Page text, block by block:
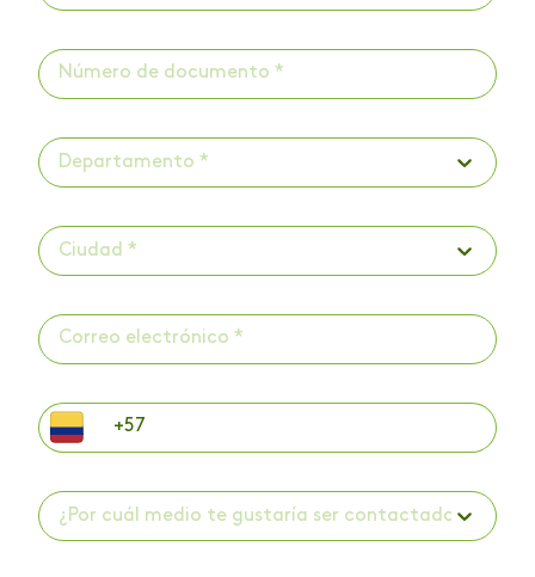
Departamento *
Ciudad *
¿Por cuál medio te gustaría ser contactado? *